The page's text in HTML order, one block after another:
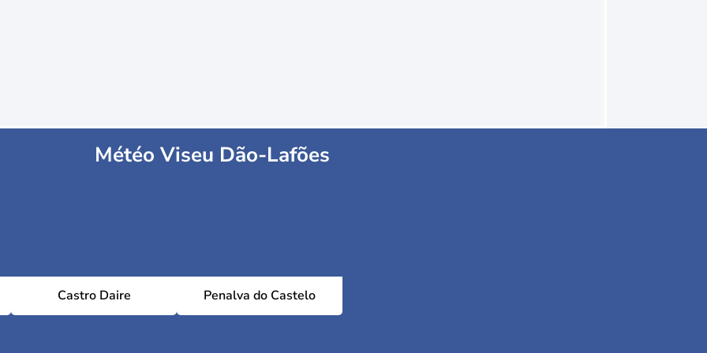
Météo Viseu Dão-Lafões
Castro Daire Penalva do Castelo